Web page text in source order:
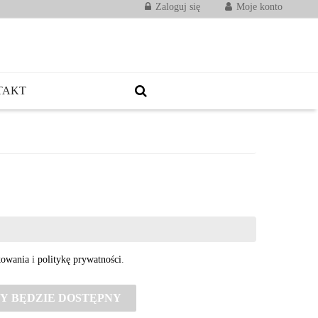
Zaloguj się Moje konto
i politykę prywatności.
BĘDZIE DOSTĘPNY